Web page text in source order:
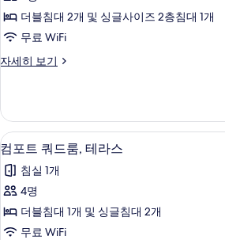
침
실
개
진
모
두
보
기
더블침대 2개 및 싱글사이즈 2층침대 1개
무료 WiFi
자세히 보기
하
실
개
자
세
히
기
컴
포
트
쿼
드
컴포트
5
컴포트 쿼드룸, 테라스
침실 1개
4명
더블침대 1개 및 싱글침대 2개
무료 WiFi